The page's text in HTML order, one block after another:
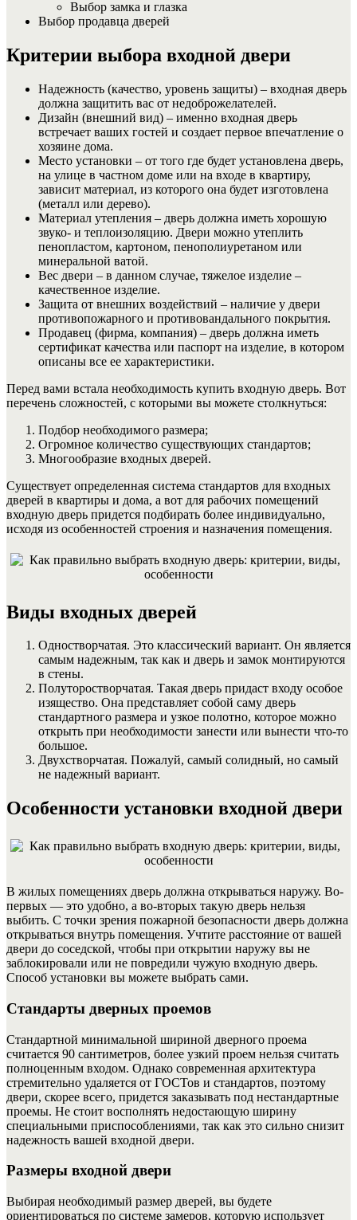
Выбор замка и глазка
Выбор продавца дверей
Критерии выбора входной двери
Надежность (качество, уровень защиты) – входная дверь
должна защитить вас от недоброжелателей.
Дизайн (внешний вид) – именно входная дверь
встречает ваших гостей и создает первое впечатление о
хозяине дома.
Место установки – от того где будет установлена дверь,
на улице в частном доме или на входе в квартиру,
зависит материал, из которого она будет изготовлена
(металл или дерево).
Материал утепления – дверь должна иметь хорошую
звуко- и теплоизоляцию. Двери можно утеплить
пенопластом, картоном, пенополиуретаном или
минеральной ватой.
Вес двери – в данном случае, тяжелое изделие –
качественное изделие.
Защита от внешних воздействий – наличие у двери
противопожарного и противовандального покрытия.
Продавец (фирма, компания) – дверь должна иметь
сертификат качества или паспорт на изделие, в котором
описаны все ее характеристики.
Перед вами встала необходимость купить входную дверь. Вот
перечень сложностей, с которыми вы можете столкнуться:
Подбор необходимого размера;
Огромное количество существующих стандартов;
Многообразие входных дверей.
Существует определенная система стандартов для входных
дверей в квартиры и дома, а вот для рабочих помещений
входную дверь придется подбирать более индивидуально,
исходя из особенностей строения и назначения помещения.
Виды входных дверей
Одностворчатая. Это классический вариант. Он является
самым надежным, так как и дверь и замок монтируются
в стены.
Полуторостворчатая. Такая дверь придаст входу особое
изящество. Она представляет собой саму дверь
стандартного размера и узкое полотно, которое можно
открыть при необходимости занести или вынести что-то
большое.
Двухстворчатая. Пожалуй, самый солидный, но самый
не надежный вариант.
Особенности установки входной двери
В жилых помещениях дверь должна открываться наружу. Во-
первых — это удобно, а во-вторых такую дверь нельзя
выбить. С точки зрения пожарной безопасности дверь должна
открываться внутрь помещения. Учтите расстояние от вашей
двери до соседской, чтобы при открытии наружу вы не
заблокировали или не повредили чужую входную дверь.
Способ установки вы можете выбрать сами.
Стандарты дверных проемов
Стандартной минимальной шириной дверного проема
считается 90 сантиметров, более узкий проем нельзя считать
полноценным входом. Однако современная архитектура
стремительно удаляется от ГОСТов и стандартов, поэтому
двери, скорее всего, придется заказывать под нестандартные
проемы. Не стоит восполнять недостающую ширину
специальными приспособлениями, так как это сильно снизит
надежность вашей входной двери.
Размеры входной двери
Выбирая необходимый размер дверей, вы будете
ориентироваться по системе замеров, которую использует